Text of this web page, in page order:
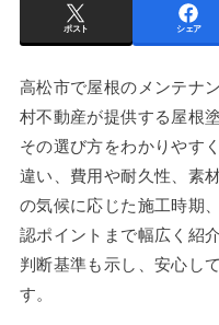
ポスト シェア
高松市で屋根のメンテナ
村不動産が提供する屋根
その選び方をわかりやす
違い、費用や耐久性、素
の気候に応じた施工時期
認ポイントまで幅広く紹
判断基準も示し、安心し
す。